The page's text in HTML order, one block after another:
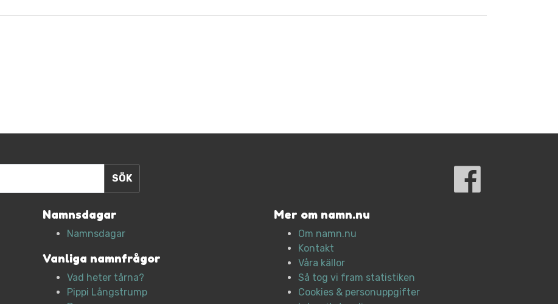
Namnsdagar
Namnsdagar
Vanliga namnfrågor
Vad heter tårna?
Pippi Långstrump
Mer om namn.nu
Om namn.nu
Kontakt
Våra källor
Så tog vi fram statistiken
Cookies & personuppgifter